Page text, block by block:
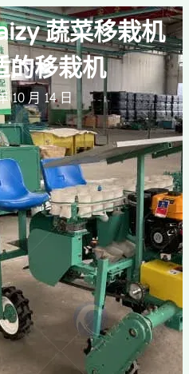
蔬菜移栽机
的移栽机
10 月 14 日